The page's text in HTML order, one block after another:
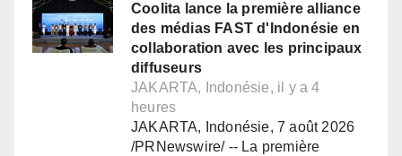
Coolita lance la première alliance
des médias FAST d'Indonésie en
collaboration avec les principaux
diffuseurs
JAKARTA, Indonésie, il y a 4
heures
JAKARTA, Indonésie, 7 août 2026
/PRNewswire/ -- La première